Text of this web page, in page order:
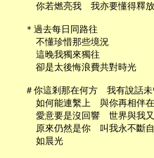
     你若燃亮我　我亦要懂得釋放
   ＊過去每日同路往
     不懂珍惜那些境況
     這晚我獨來獨往
     卻是太後悔浪費共對時光
＃你這剎那在何方　我有說話
如何能連繫上　與你再相伴
愛意要是沒回響　世界與我
原來仍然是你　叫我永不斷
     如晨光